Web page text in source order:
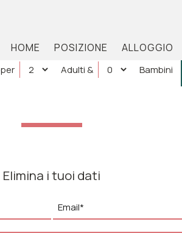
HOME POSIZIONE ALLOGGIO
per Adulti & Bambini
Elimina i tuoi dati